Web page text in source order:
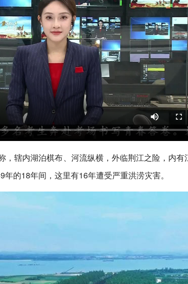
，辖内湖泊棋布、河流纵横，外临荆江之险，内
的18年间，这里有16年遭受严重洪涝灾害。